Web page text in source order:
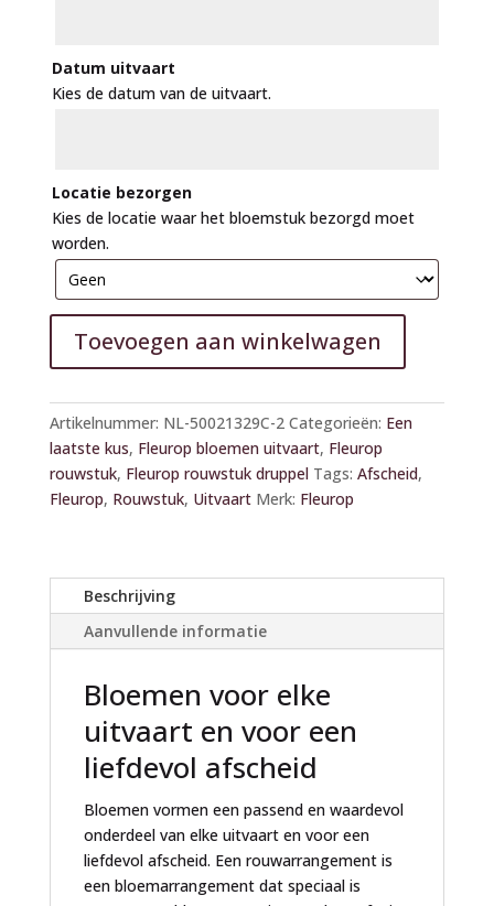
Datum uitvaart
Kies de datum van de uitvaart.
Locatie bezorgen
Kies de locatie waar het bloemstuk bezorgd moet
worden.
Toevoegen aan winkelwagen
l
t
e
r
n
i
v
Artikelnummer: NL-50021329C-2 Categorieën: Een
laatste kus, Fleurop bloemen uitvaart, Fleurop
rouwstuk, Fleurop rouwstuk druppel Tags: Afscheid,
Fleurop, Rouwstuk, Uitvaart Merk: Fleurop
Beschrijving
Aanvullende informatie
Bloemen voor elke
uitvaart en voor een
liefdevol afscheid
Bloemen vormen een passend en waardevol
onderdeel van elke uitvaart en voor een
liefdevol afscheid. Een rouwarrangement is
een bloemarrangement dat speciaal is